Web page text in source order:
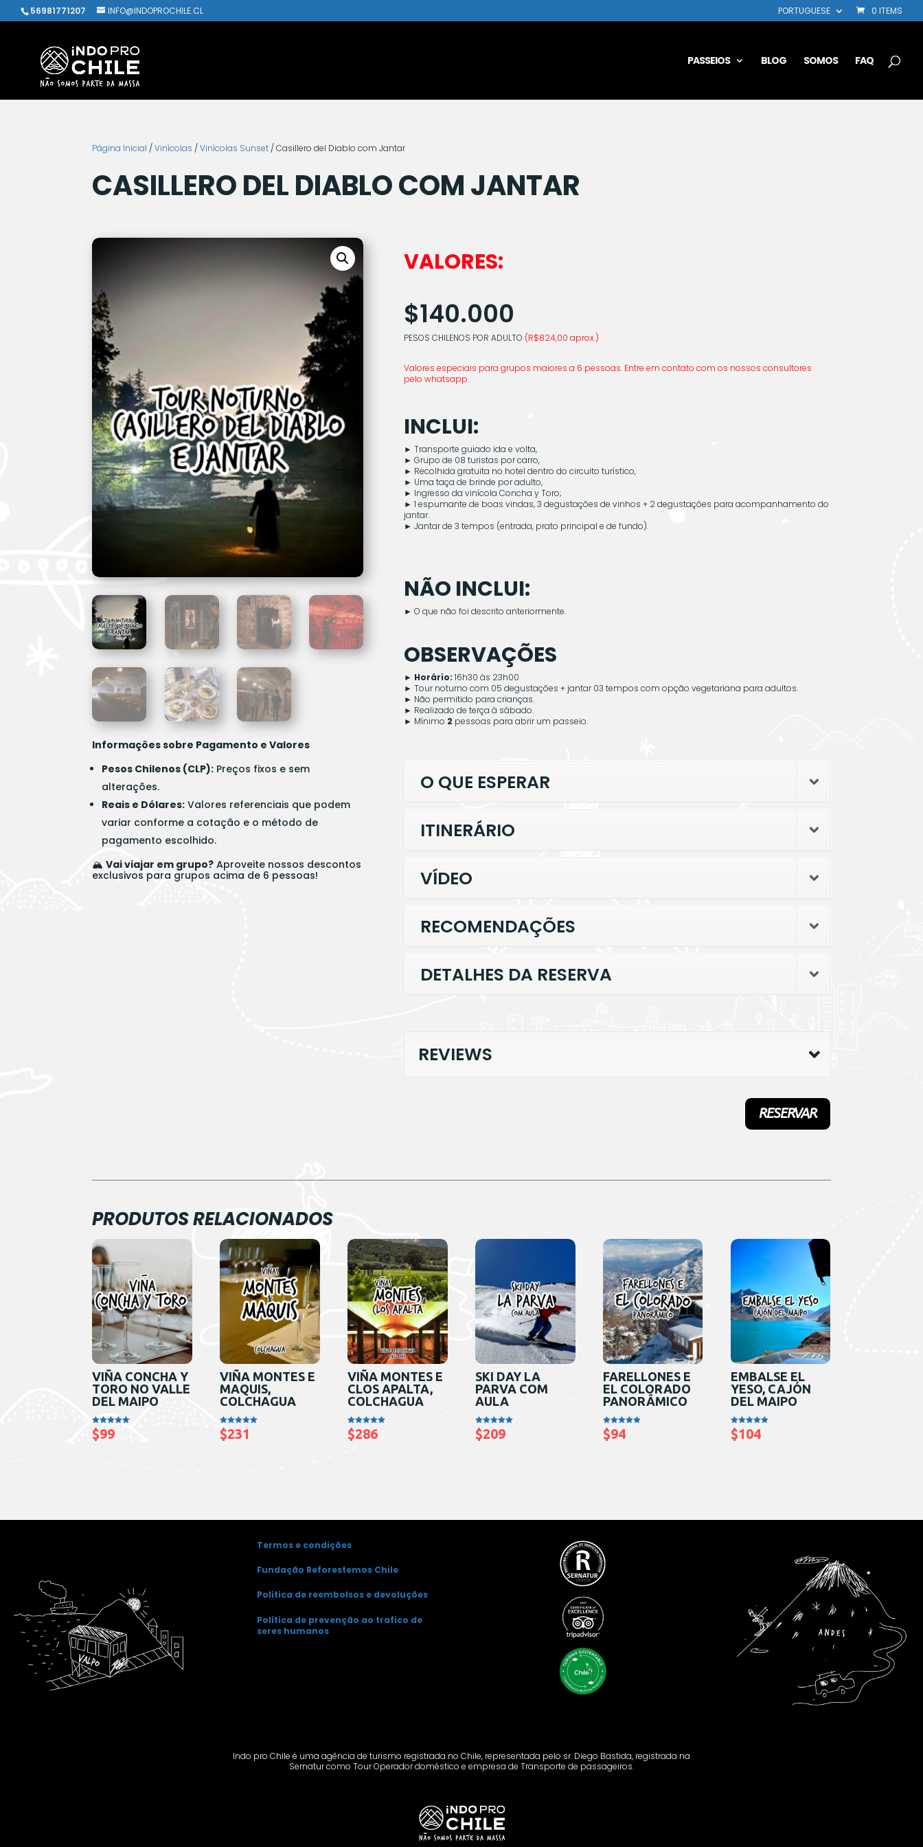
56981771207 INFO@INDOPROCHILE.CL PORTUGUESE 0 ITEMS
PASSEIOS BLOG SOMOS FAQ
Página Inicial /Vinícolas /Vinícolas Sunset / Casillero del Diablo com Jantar
CASILLERO DEL DIABLO COM JANTAR
Informações sobre Pagamento e Valores
Pesos Chilenos (CLP): Preços fixos e sem
alterações.
Reais e Dólares: Valores referenciais que podem
variar conforme a cotação e o método de
pagamento escolhido.
🏔️Vai viajar em grupo? Aproveite nossos descontos
exclusivos para grupos acima de 6 pessoas!
VALORES:
$140.000
PESOS CHILENOS POR ADULTO (R$824,00 aprox.)
Valores especiais para grupos maiores a 6 pessoas. Entre em contato com os nossos consultores
pelo whatsapp.
INCLUI:
► Transporte guiado ida e volta,
►Grupo de 08 turistas por carro,
► Recolhida gratuita no hotel dentro do circuito turístico,
► Uma taça de brinde por adulto,
► Ingresso da vinícola Concha y Toro;
►1 espumante de boas vindas, 3 degustações de vinhos + 2 degustações para acompanhamento do
jantar.
►Jantar de 3 tempos (entrada, prato principal e de fundo).
NÃO INCLUI:
► O que não foi descrito anteriormente.
OBSERVAÇÕES
► Horário: 16h30 às 23h00.
► Tour noturno com 05 degustações + jantar 03 tempos com opção vegetariana para adultos.
► Não permitido para crianças.
► Realizado de terça à sábado.
► Mínimo 2 pessoas para abrir um passeio.
O QUE ESPERAR
ITINERÁRIO
VÍDEO
RECOMENDAÇÕES
DETALHES DA RESERVA
REVIEWS
RESERVAR
PRODUTOS RELACIONADOS
VIÑA CONCHA Y
TORO NO VALLE
DEL MAIPO
Avaliação
5.00
$99
VIÑA MONTES E
MAQUIS,
COLCHAGUA
Avaliação
5.00
$231
VIÑA MONTES E
CLOS APALTA,
COLCHAGUA
Avaliação
5.00
$286
SKI DAY LA
PARVA COM
AULA
Avaliação
5.00
$209
FARELLONES E
EL COLORADO
PANORÂMICO
Avaliação
5.00
$94
EMBALSE EL
YESO, CAJÓN
DEL MAIPO
Avaliação
5.00
$104
Termos e condições
Fundação Reforestemos Chile
Politica de reembolsos e devoluções
Política de prevenção ao trafico de
seres humanos
Indo pro Chile é uma agência de turismo registrada no Chile, representada pelo sr. Diego Bastida, registrada na
Sernatur como Tour Operador doméstico e empresa de Transporte de passageiros.